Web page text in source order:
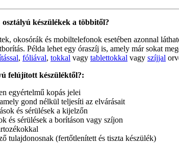
készülékek a többitől?
okosórák és mobiltelefonok esetében azonnal
Példa lehet egy óraszíj is, amely már sokat
, fóliával, tokkal vagy tablettokkal vagy szíjjal
felújított készüléktől?:
egyértelmű kopás jelei
gond nélkül teljesíti az elvárásait
és sérülések a kijelzőn
és sérülések a borításon vagy szíjon
tulajdonosnak (fertőtlenített és tiszta készülék)